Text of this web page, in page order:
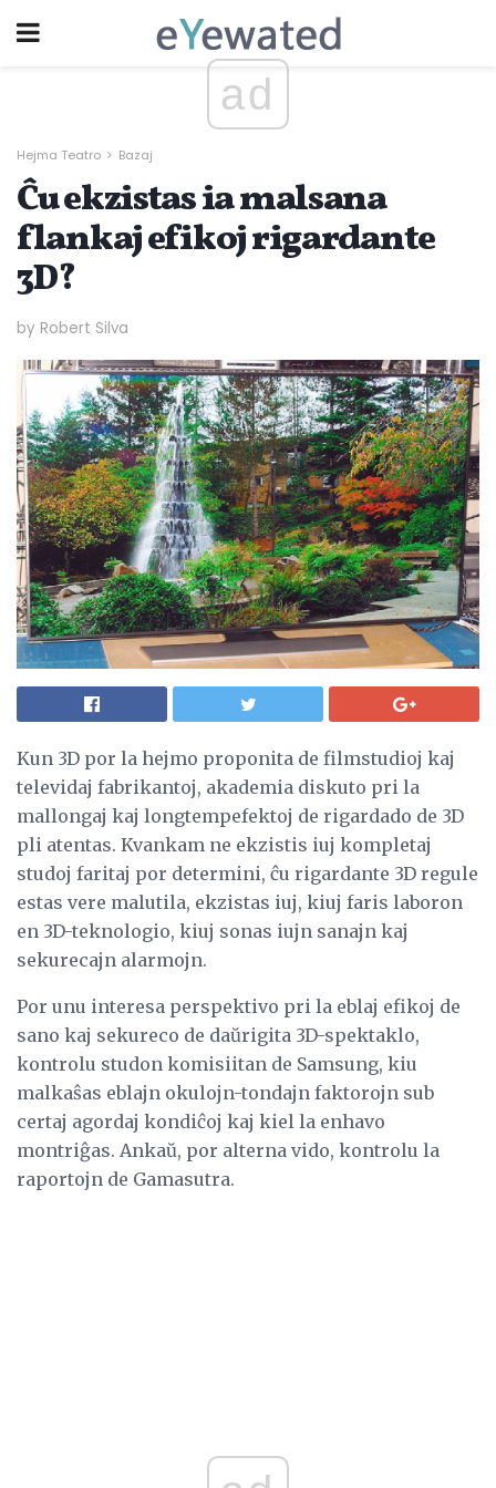
ad
Hejma Teatro Bazaj
Ĉu ekzistas ia malsana
flankaj efikoj rigardante
3D?
by Robert Silva
Kun 3D por la hejmo proponita de filmstudioj kaj
televidaj fabrikantoj, akademia diskuto pri la
mallongaj kaj longtempefektoj de rigardado de 3D
pli atentas. Kvankam ne ekzistis iuj kompletaj
studoj faritaj por determini, ĉu rigardante 3D regule
estas vere malutila, ekzistas iuj, kiuj faris laboron
en 3D-teknologio, kiuj sonas iujn sanajn kaj
sekurecajn alarmojn.
Por unu interesa perspektivo pri la eblaj efikoj de
sano kaj sekureco de daŭrigita 3D-spektaklo,
kontrolu studon komisiitan de Samsung, kiu
malkaŝas eblajn okulojn-tondajn faktorojn sub
certaj agordaj kondiĉoj kaj kiel la enhavo
montriĝas. Ankaŭ, por alterna vido, kontrolu la
raportojn de Gamasutra.